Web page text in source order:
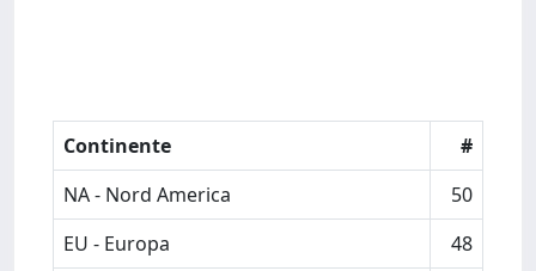
Continente
#
NA - Nord America
50
EU - Europa
48